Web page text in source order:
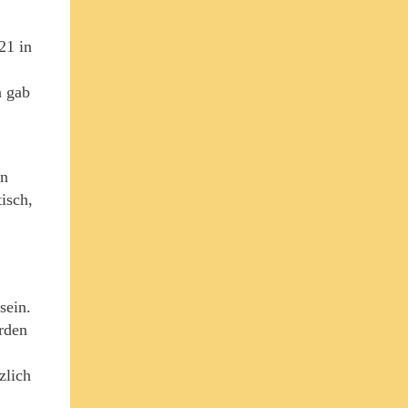
in
gab